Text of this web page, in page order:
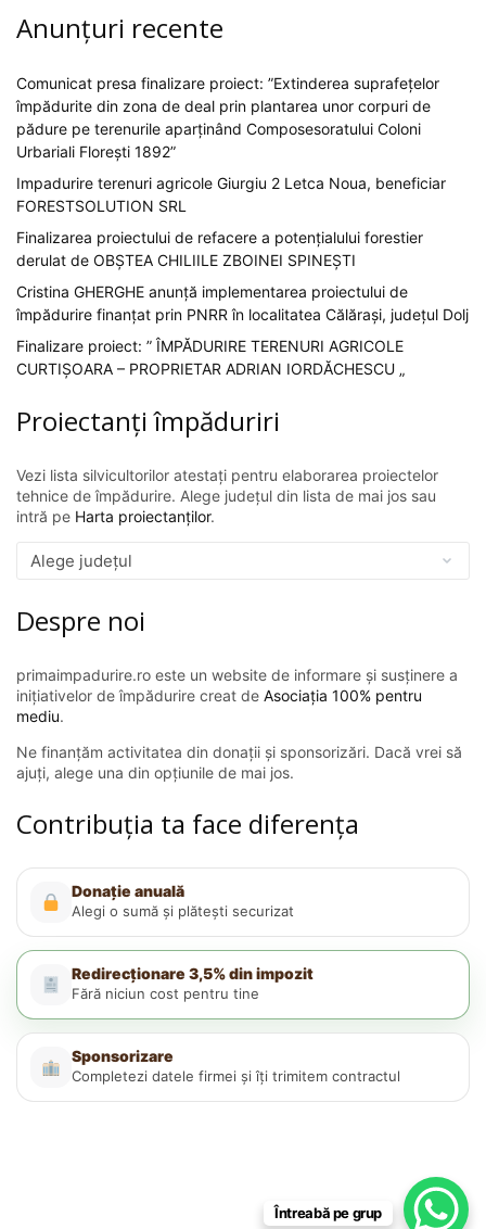
Anunțuri recente
Comunicat presa finalizare proiect: ”Extinderea suprafețelor
împădurite din zona de deal prin plantarea unor corpuri de
pădure pe terenurile aparținând Composesoratului Coloni
Urbariali Florești 1892”
Impadurire terenuri agricole Giurgiu 2 Letca Noua, beneficiar
FORESTSOLUTION SRL
Finalizarea proiectului de refacere a potențialului forestier
derulat de OBȘTEA CHILIILE ZBOINEI SPINEȘTI
Cristina GHERGHE anunță implementarea proiectului de
împădurire finanțat prin PNRR în localitatea Călărași, județul Dolj
Finalizare proiect: ” ÎMPĂDURIRE TERENURI AGRICOLE
CURTIȘOARA – PROPRIETAR ADRIAN IORDĂCHESCU „
Proiectanți împăduriri
Vezi lista silvicultorilor atestați pentru elaborarea proiectelor
tehnice de împădurire. Alege județul din lista de mai jos sau
intră pe Harta proiectanților.
Despre noi
primaimpadurire.ro este un website de informare și susținere a
inițiativelor de împădurire creat de Asociația 100% pentru
mediu.
Ne finanțăm activitatea din donații și sponsorizări. Dacă vrei să
ajuți, alege una din opțiunile de mai jos.
Contribuția ta face diferența
Donație anuală
Alegi o sumă și plătești securizat
Redirecționare 3,5% din impozit
Fără niciun cost pentru tine
Sponsorizare
Completezi datele firmei și îți trimitem contractul
Întreabă pe grup